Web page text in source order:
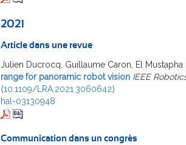
2021
Article dans une revue
Julien Ducrocq, Guillaume Caron, El
range for panoramic robot vision IEEE
⟨10.1109/LRA.2021.3060642⟩
hal-03130948
Communication dans un congrès